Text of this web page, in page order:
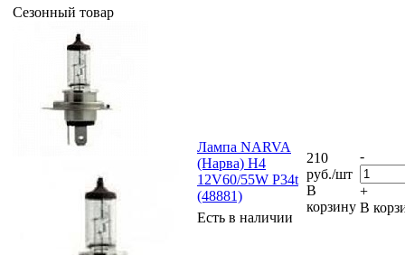
Сезонный товар
Лампа NARVA
(Нарва) H4
12V60/55W P34t
(48881)
Есть в наличии
210
руб./шт
В
корзину
-
+
В